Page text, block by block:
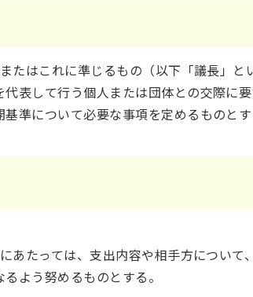
たはこれに準じるもの（以下「議長」
表して行う個人または団体との交際に
準について必要な事項を定めるものとす
あたっては、支出内容や相手方につい
よう努めるものとする。